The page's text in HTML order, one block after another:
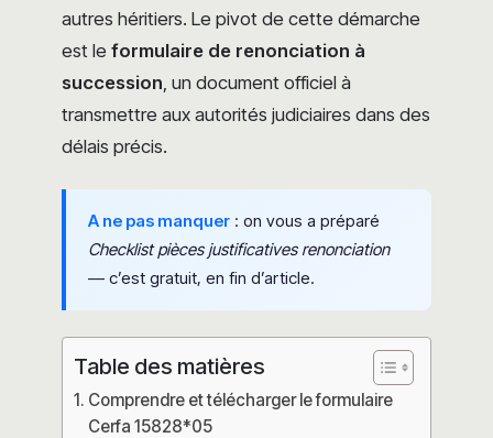
autres héritiers. Le pivot de cette démarche
est le formulaire de renonciation à
succession, un document officiel à
transmettre aux autorités judiciaires dans des
délais précis.
A ne pas manquer : on vous a préparé
Checklist pièces justificatives renonciation
— c’est gratuit, en fin d’article.
Table des matières
Comprendre et télécharger le formulaire
Cerfa 15828*05